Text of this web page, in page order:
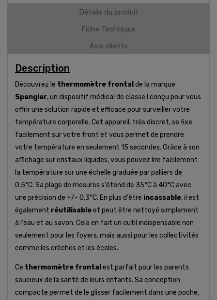
Détails du produit
Fiche Technique
Avis clients
Description
Découvrez le thermomètre frontal de la marque
Spengler, un dispositif médical de classe I conçu pour vous
offrir une solution rapide et efficace pour surveiller votre
température corporelle. Cet appareil, très discret, se fixe
facilement sur votre front et vous permet de prendre
votre température en seulement 15 secondes. Grâce à son
affichage sur cristaux liquides, vous pouvez lire facilement
la température sur une échelle graduée par palliers de
0.5°C. Sa plage de mesures s'étend de 35°C à 40°C avec
une précision de +/- 0,3°C. En plus d'être incassable, il est
également réutilisableet peut être nettoyé simplement
à l'eau et au savon. Cela en fait un outil indispensable non
seulement pour les foyers, mais aussi pour les collectivités
comme les crèches et les écoles.
Ce thermomètre frontal est parfait pour les parents
soucieux de la santé de leurs enfants. Sa conception
compacte permet de le glisser facilement dans une poche,